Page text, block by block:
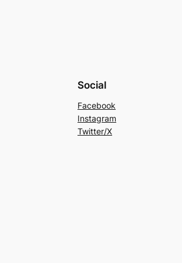
Social
Facebook
Instagram
Twitter/X